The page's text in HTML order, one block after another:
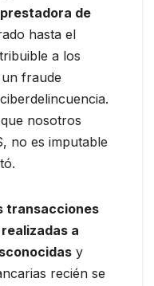
de
hasta el
a los
un fraude
nosotros
no es imputable
transacciones
a
y
recién se